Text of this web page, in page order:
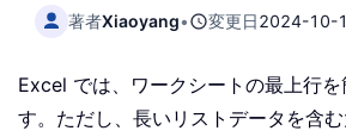
著者Xiaoyang• 変更日2024-10-
Excel では、ワークシートの最上行を
す。ただし、長いリストデータを含